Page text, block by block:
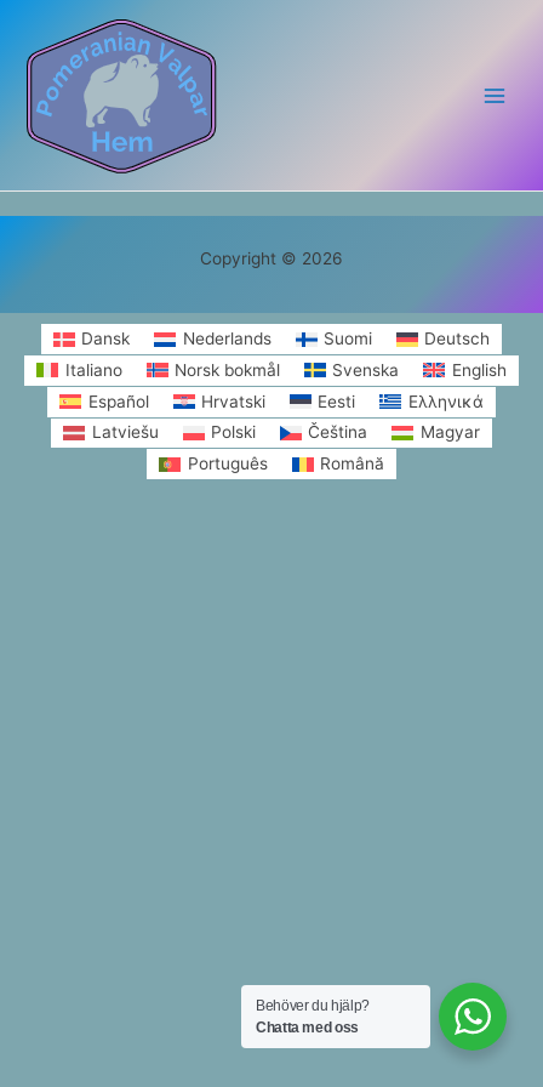
Copyright © 2026
Behöver du hjälp?
Chatta med oss
Dansk Nederlands Suomi
Deutsch
Italiano
Norsk bokmål Svenska
English
Español
Hrvatski Eesti
Ελληνικά
Latviešu
Polski Čeština
Magyar
Português
Română